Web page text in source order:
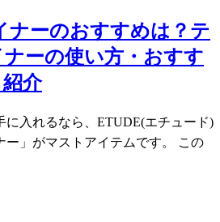
ナーのおすすめは？テ
ーの使い方・おすす
介
に入れるなら、ETUDE(エチュード)
ー」がマストアイテムです。 この